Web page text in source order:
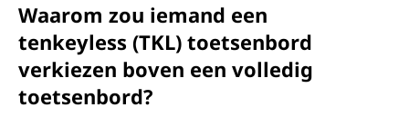
Waarom zou iemand een
tenkeyless (TKL) toetsenbord
verkiezen boven een volledig
toetsenbord?